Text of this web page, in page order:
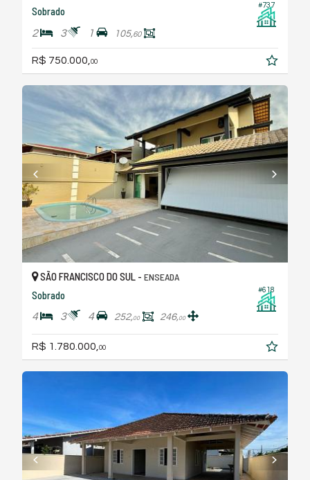
#737
Sobrado
2 3 1 105,60
R$ 750.000,00
#618
SÃO FRANCISCO DO SUL - ENSEADA
Sobrado
4 3 4 252,00 246,00
R$ 1.780.000, 00